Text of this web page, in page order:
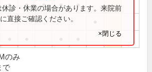
● ● ● ● ●
診・休業の場合があります。来院前
直接ご確認ください。
×閉じる
のみ
で